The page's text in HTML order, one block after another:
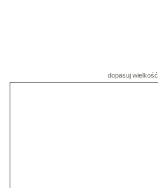
dopasuj